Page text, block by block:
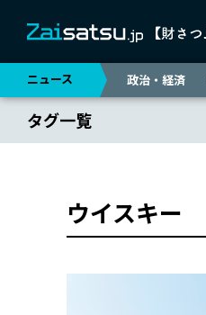
ニュース 政治・経済
タグ一覧
ウイスキー